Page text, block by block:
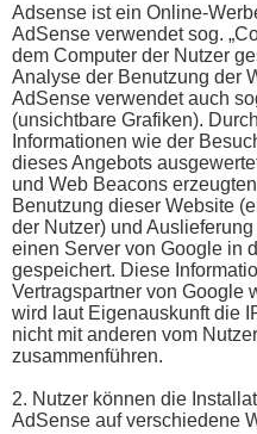
Adsense ist ein Online-
AdSense verwendet sog.
dem Computer der Nutzer
Analyse der Benutzung der
AdSense verwendet auch
(unsichtbare Grafiken).
Informationen wie der
dieses Angebots
und Web Beacons
Benutzung dieser Website
der Nutzer) und
einen Server von Google in
gespeichert. Diese
Vertragspartner von Google
wird laut Eigenauskunft die
nicht mit anderen vom
zusammenführen.
2. Nutzer können die
AdSense auf verschiedene